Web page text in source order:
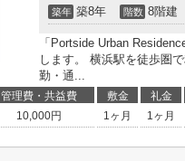
築年 築8年 階数 8階建
「Portside Urban
します。 横浜駅を徒歩圏
勤・通...
管理費・共益費 敷金 礼金
10,000円 1ヶ月 1ヶ月